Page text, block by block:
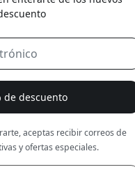
de descuento
aceptas recibir correos de
y ofertas especiales.